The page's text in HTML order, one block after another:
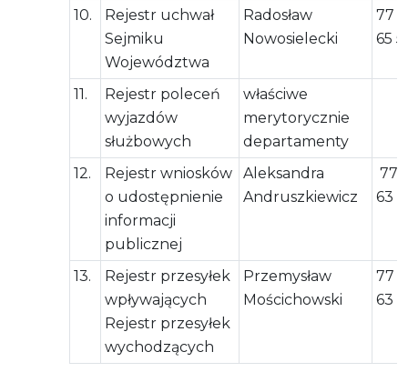
10.
Rejestr uchwał
Sejmiku
Województwa
Radosław
Nowosielecki
77
65
11.
Rejestr poleceń
wyjazdów
służbowych
właściwe
merytorycznie
departamenty
12.
Rejestr wniosków
o udostępnienie
informacji
publicznej
Aleksandra
Andruszkiewicz
77
63
13.
Rejestr przesyłek
wpływających
Rejestr przesyłek
wychodzących
Przemysław
Mościchowski
77
63